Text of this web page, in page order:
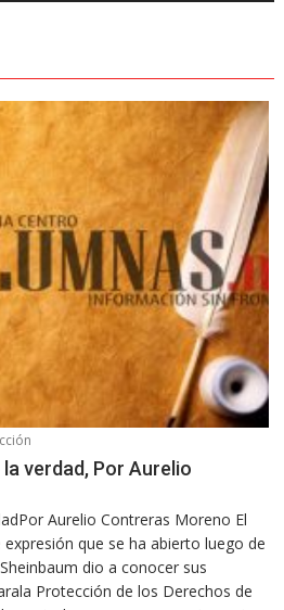
verdad, Por Aurelio
Aurelio Contreras Moreno El
que se ha abierto luego de
dio a conocer sus
Protección de los Derechos de